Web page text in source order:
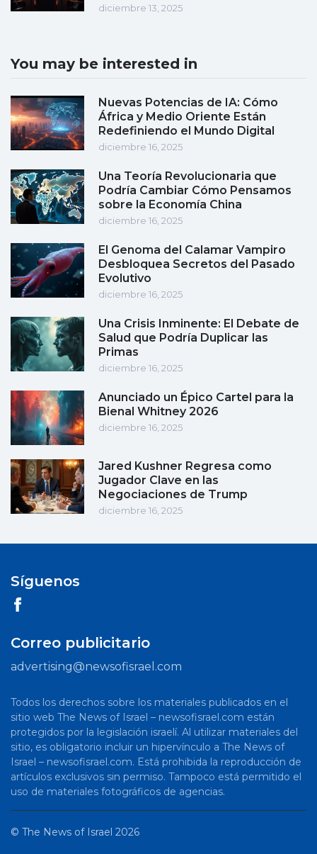
diciembre 13, 2025
You may be interested in
Nuevas Potencias de IA: Cómo
África y Medio Oriente Están
Redefiniendo el Mundo Digital
diciembre 16, 2025
Una Teoría Revolucionaria que
Podría Cambiar Cómo Pensamos
sobre la Economía China
diciembre 16, 2025
El Genoma del Calamar Vampiro
Desbloquea Secretos del Pasado
Evolutivo
diciembre 16, 2025
Una Crisis Inminente: El Debate de
Salud que Podría Duplicar las
Primas
diciembre 16, 2025
Anunciado un Épico Cartel para la
Bienal Whitney 2026
diciembre 16, 2025
Jared Kushner Regresa como
Jugador Clave en las
Negociaciones de Trump
diciembre 16, 2025
Síguenos
Correo publicitario
advertising@newsofisrael.com
Todos los derechos sobre los materiales publicados en el
sitio web The News of Israel – newsofisrael.com están
protegidos por la legislación israelí. Al utilizar materiales del
sitio, es obligatorio incluir un hipervínculo a The News of
Israel – newsofisrael.com. Está prohibida la reproducción de
artículos exclusivos sin permiso. Tampoco está permitido el
uso de materiales fotográficos de agencias.
© The News of Israel 2026